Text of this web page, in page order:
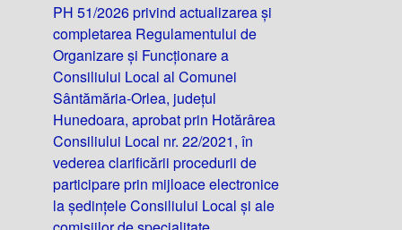
PH 51/2026 privind actualizarea și
completarea Regulamentului de
Organizare și Funcționare a
Consiliului Local al Comunei
Sântămăria-Orlea, județul
Hunedoara, aprobat prin Hotărârea
Consiliului Local nr. 22/2021, în
vederea clarificării procedurii de
participare prin mijloace electronice
la ședințele Consiliului Local și ale